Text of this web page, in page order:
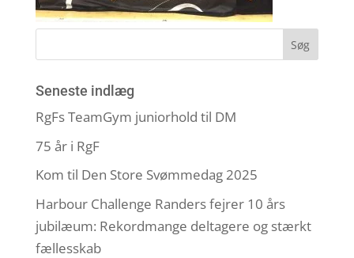
Seneste indlæg
RgFs TeamGym juniorhold til DM
75 år i RgF
Kom til Den Store Svømmedag 2025
Harbour Challenge Randers fejrer 10 års
jubilæum: Rekordmange deltagere og stærkt
fællesskab